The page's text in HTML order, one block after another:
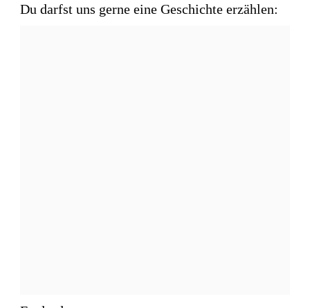
Du darfst uns gerne eine Geschichte erzählen: